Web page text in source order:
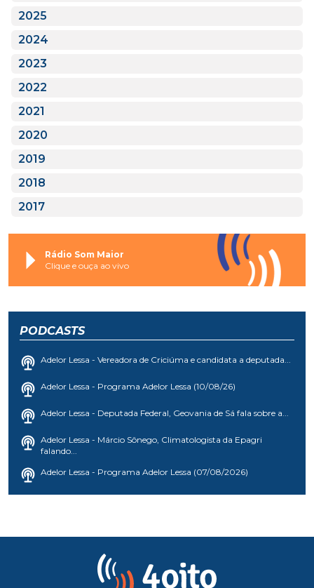
2025
2024
2023
2022
2021
2020
2019
2018
2017
Rádio Som Maior
Clique e ouça ao vivo
PODCASTS
Adelor Lessa - Vereadora de Criciúma e candidata a deputada...
Adelor Lessa - Programa Adelor Lessa (10/08/26)
Adelor Lessa - Deputada Federal, Geovania de Sá fala sobre a...
Adelor Lessa - Márcio Sônego, Climatologista da Epagri
falando...
Adelor Lessa - Programa Adelor Lessa (07/08/2026)